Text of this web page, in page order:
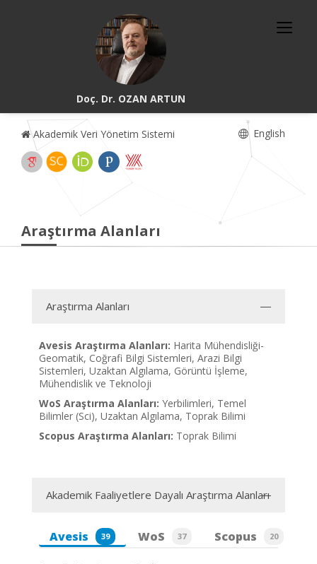
Doç. Dr. OZAN ARTUN
Akademik Veri Yönetim Sistemi English
Araştırma Alanları
Araştırma Alanları
Avesis Araştırma Alanları: Harita Mühendisliği-
Geomatik, Coğrafi Bilgi Sistemleri, Arazi Bilgi
Sistemleri, Uzaktan Algılama, Görüntü İşleme,
Mühendislik ve Teknoloji
WoS Araştırma Alanları: Yerbilimleri, Temel
Bilimler (Sci), Uzaktan Algılama, Toprak Bilimi
Scopus Araştırma Alanları: Toprak Bilimi
Akademik Faaliyetlere Dayalı Araştırma Alanları
Avesis 39 WoS 37 Scopus 20